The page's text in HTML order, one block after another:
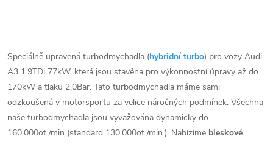
v
l
á
d
Speciálně upravená turbodmychadla (hybridní turbo) pro vozy Audi
A3 1.9TDi 77kW, která jsou stavěna pro výkonnostní úpravy až do
170kW a tlaku 2.0Bar. Tato turbodmychadla máme sami
odzkoušená v motorsportu za velice náročných podmínek. Všechna
naše turbodmychadla jsou vyvažována dynamicky do
160.000ot./min (standard 130.000ot./min.). Nabízíme bleskové